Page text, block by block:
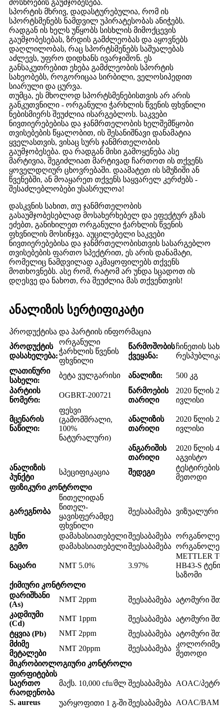
მოსწრების გაუმჯობესება.
სპორტის მხრივ, დადასტურებულია, რომ ის
სპორტსმენებს ნამდვილ უპირატესობას ანიჭებს.
რადგან ის ხელს უწყობს სისხლის მიმოქცევის
გაუმჯობესებას, ზრდის გამძლეობას და აყოვნებს
დაღლილობას, რაც სპორტსმენებს საშუალებას
აძლევს, უფრო დიდხანს ივარჯიშონ. ეს
განსაკუთრებით ეხება გამძლეობის სპორტის
სახეობებს, როგორიცაა სირბილი, ველოსიპედით
სიარული და ცურვა.
თუმცა, ეს მხოლოდ სპორტსმენებისთვის არ არის
განკუთვნილი - ორგანული ჭარხლის წვენის ფხვნილი
ნებისმიერს შეუძლია ისარგებლოს. საკვები
ნივთიერებებისა და ჯანმრთელობის ხელშემწყობი
თვისებების წყალობით, ის შესანიშნავი დანამატია
ყველასთვის, ვისაც სურს ჯანმრთელობის
გაუმჯობესება. და რადგან მისი გამოყენება ასე
მარტივია, შეგიძლიათ მარტივად ჩართოთ ის თქვენს
ყოველდღიურ ცხოვრებაში. დაამატეთ ის სმუზიში ან
წვენებში, ან მოაყარეთ თქვენს საყვარელ კერძებს -
შესაძლებლობები უსასრულოა!
დასკვნის სახით, თუ ჯანმრთელობის
გასაუმჯობესებლად მოსახერხებელ და ეფექტურ გზას
ეძებთ, განიხილეთ ორგანული ჭარხლის წვენის
ფხვნილის მოსინჯვა. აუცილებელი საკვები
ნივთიერებებისა და ჯანმრთელობისთვის სასარგებლო
თვისებების ფართო სპექტრით, ეს არის დანამატი,
რომელიც ნამდვილად აკმაყოფილებს თქვენს
მოთხოვნებს. ასე რომ, რატომ არ უნდა სცადოთ ის
დღესვე და ნახოთ, რა შეუძლია მას თქვენთვის!
ანალიზის სერტიფიკატი
პროდუქტისა და პარტიის ინფორმაცია
პროდუქტის
დასახელება:
ორგანული
ჭარხლის წვენის
ფხვნილი
წარმოშობის
ქვეყანა:
ჩინეთის
ლათინური
სახელი:
ბეტა ვულგარისი ანალიზი:
500 კგ
პარტიის
ნომერი:
OGBRT-200721
წარმოების
თარიღი
2020 წლის
ივლისი
მცენარის
ნაწილი:
ფესვი
(გამომშრალი,
100%
ნატურალური)
ანალიზის
თარიღი
2020 წლის
ივლისი
ანგარიშის
თარიღი
2020 წლის 4
აგვისტო
ანალიზის
პუნქტი
სპეციფიკაცია შედეგი
ტესტირების
მეთოდი
ფიზიკური კონტროლი
გარეგნობა
წითელიდან
წითელ-
ყავისფერამდე
ფხვნილი
შეესაბამება ვიზუალური
სუნი დამახასიათებელიშეესაბამება
გემო
დამახასიათებელიშეესაბამება
ნაცარი NMT 5.0% 3.97%
METTLER
HB43-S
საზომი
ქიმიური კონტროლი
დარიშხანი
(As)
NMT 2ppm შეესაბამება ატომური
კადმიუმი
(Cd)
NMT 1ppm შეესაბამება ატომური
ტყვია (Pb)
NMT 2ppm შეესაბამება ატომური
მძიმე
მეტალები
NMT 20ppm შეესაბამება
მეთოდი
მიკრობიოლოგიური კონტროლი
ფირფიტების
საერთო
რაოდენობა
მაქს. 10,000 cfu/მლ შეესაბამება AOAC/
S. aureus უარყოფითი 1 გ-შიშეესაბამება AOAC/BAM